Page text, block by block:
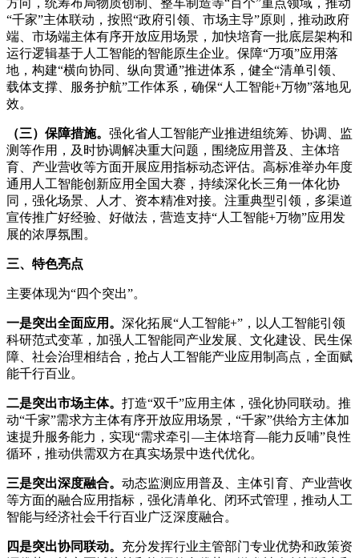
方向，统筹布局物质创制、整车制造等“百个”重点领域，推动
“千家”主体联动，按照“政府引领、市场主导”原则，推动政府
端、市场端主体有序开放应用场景，加快培育一批底层架构和
运行逻辑基于人工智能的智能原生企业。保障“万项”应用落
地，构建“横向协同、纵向贯通”推进体系，健全“清单引领、
载体支撑、服务护航”工作体系，确保“人工智能+万物”落地见
效。
（三）保障措施。 强化省人工智能产业推进组统筹、协调、监
测等作用，及时协调解决重大问题，围绕应用普及、主体培
育、产业营收等方面开展应用指标动态评估。高标准举办年度
通用人工智能创新应用全国大赛，持续深化长三角一体化协
同，强化场景、人才、资本精准对接。注重典型引领，多渠道
宣传推广好经验、好做法，营造支持“人工智能+万物”应用发
展的浓厚氛围。
三、特色亮点
主要体现为“四个突出”。
一是突出全面应用。 深化拓展“人工智能+”，以人工智能引领
科研范式变革，加强人工智能同产业发展、文化建设、民生保
障、社会治理相结合，抢占人工智能产业应用制高点，全面赋
能千行百业。
二是突出市场主体。 打造“双千”应用主体，强化协同联动。推
动“千家”需求方主体有序开放应用场景，“千家”供给方主体加
速提升服务能力，实现“需求牵引—主体培育—能力反哺”良性
循环，推动供需双方在真实场景中迭代优化。
三是突出深度融合。 动态监测应用普及、主体引育、产业营收
等方面的融合应用指标，强化清单化、闭环式管理，推动人工
智能与经济社会千行百业广泛深度融合。
四是突出协同联动。 充分发挥行业主管部门专业优势和政策资